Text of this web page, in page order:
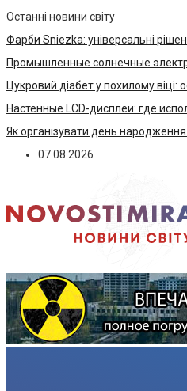
Останні новини світу
Фарби Sniezka: універсальні
Промышленные солнечные
Цукровий діабет у похилому віці:
Настенные LCD-дисплеи: где
Як організувати день народження
07.08.2026